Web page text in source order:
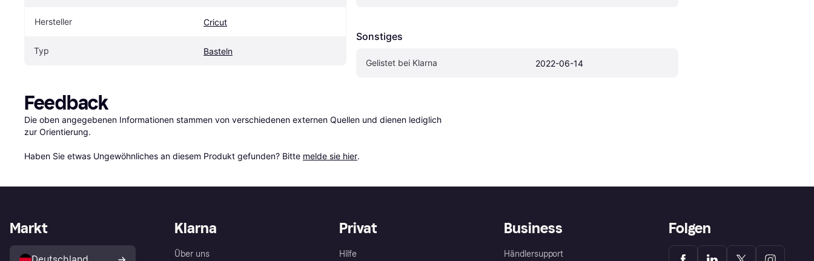
Hersteller Cricut
Typ Basteln
Sonstiges
Gelistet bei Klarna 2022-06-14
Feedback
Die oben angegebenen Informationen stammen von verschiedenen externen Quellen und dienen lediglich
zur Orientierung.
Haben Sie etwas Ungewöhnliches an diesem Produkt gefunden? Bitte melde sie hier.
Klarna
Über uns
Privat
Hilfe
Business
Händlersupport
Markt Folgen